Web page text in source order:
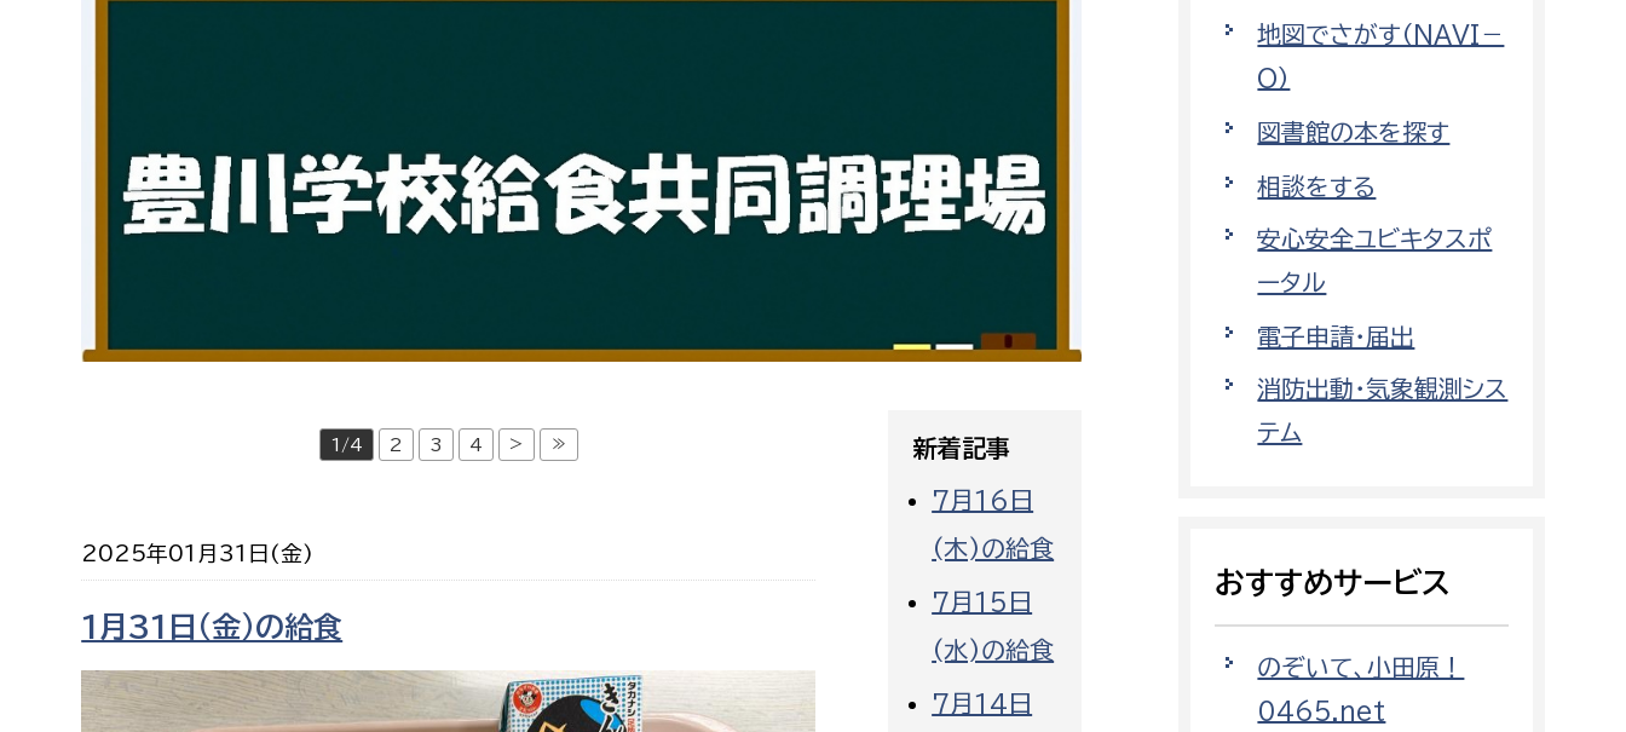
障がい者 都市基盤
市議会
働きたい
小田原のことを知りたい
イベント・講座などに参加したい
人権・男女共同参画課
戸籍住民課
文化財課
図書館
環境部
環境政策課
ゼロカーボン推進課
環境保護課
環境事業センター
福祉健康部
障がい福祉課
健康づくり課
子ども若者部
子ども政策課
経済部
農政課
水産海浜課
都市政策課
開発審査課
建設部 会計管理者 市立総合医療センター 消防
1/4 2 3 4 > ≫
2025年01月31日(金)
1月31日（金）の給食
新着記事
7月16日
(木)の給食
7月15日
(水)の給食
7月14日
地図でさがす（NAVI－
O）
図書館の本を探す
相談をする
安心安全ユビキタスポ
ータル
電子申請・届出
消防出動・気象観測シス
テム
おすすめサービス
のぞいて、小田原！
0465.net